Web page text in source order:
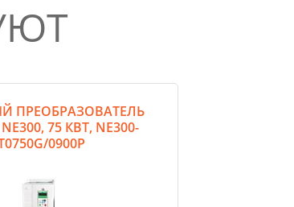
ПРЕОБРАЗОВАТЕЛЬ
75 КВТ, NE300-
0900P